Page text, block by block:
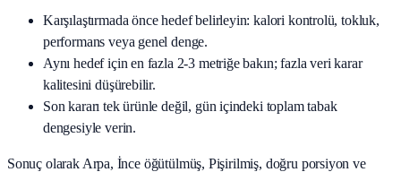
Karşılaştırmada önce hedef belirleyin: kalori kontrolü, tokluk,
performans veya genel denge.
Aynı hedef için en fazla 2-3 metriğe bakın; fazla veri karar
kalitesini düşürebilir.
Son kararı tek ürünle değil, gün içindeki toplam tabak
dengesiyle verin.
Sonuç olarak Arpa, İnce öğütülmüş, Pişirilmiş, doğru porsiyon ve